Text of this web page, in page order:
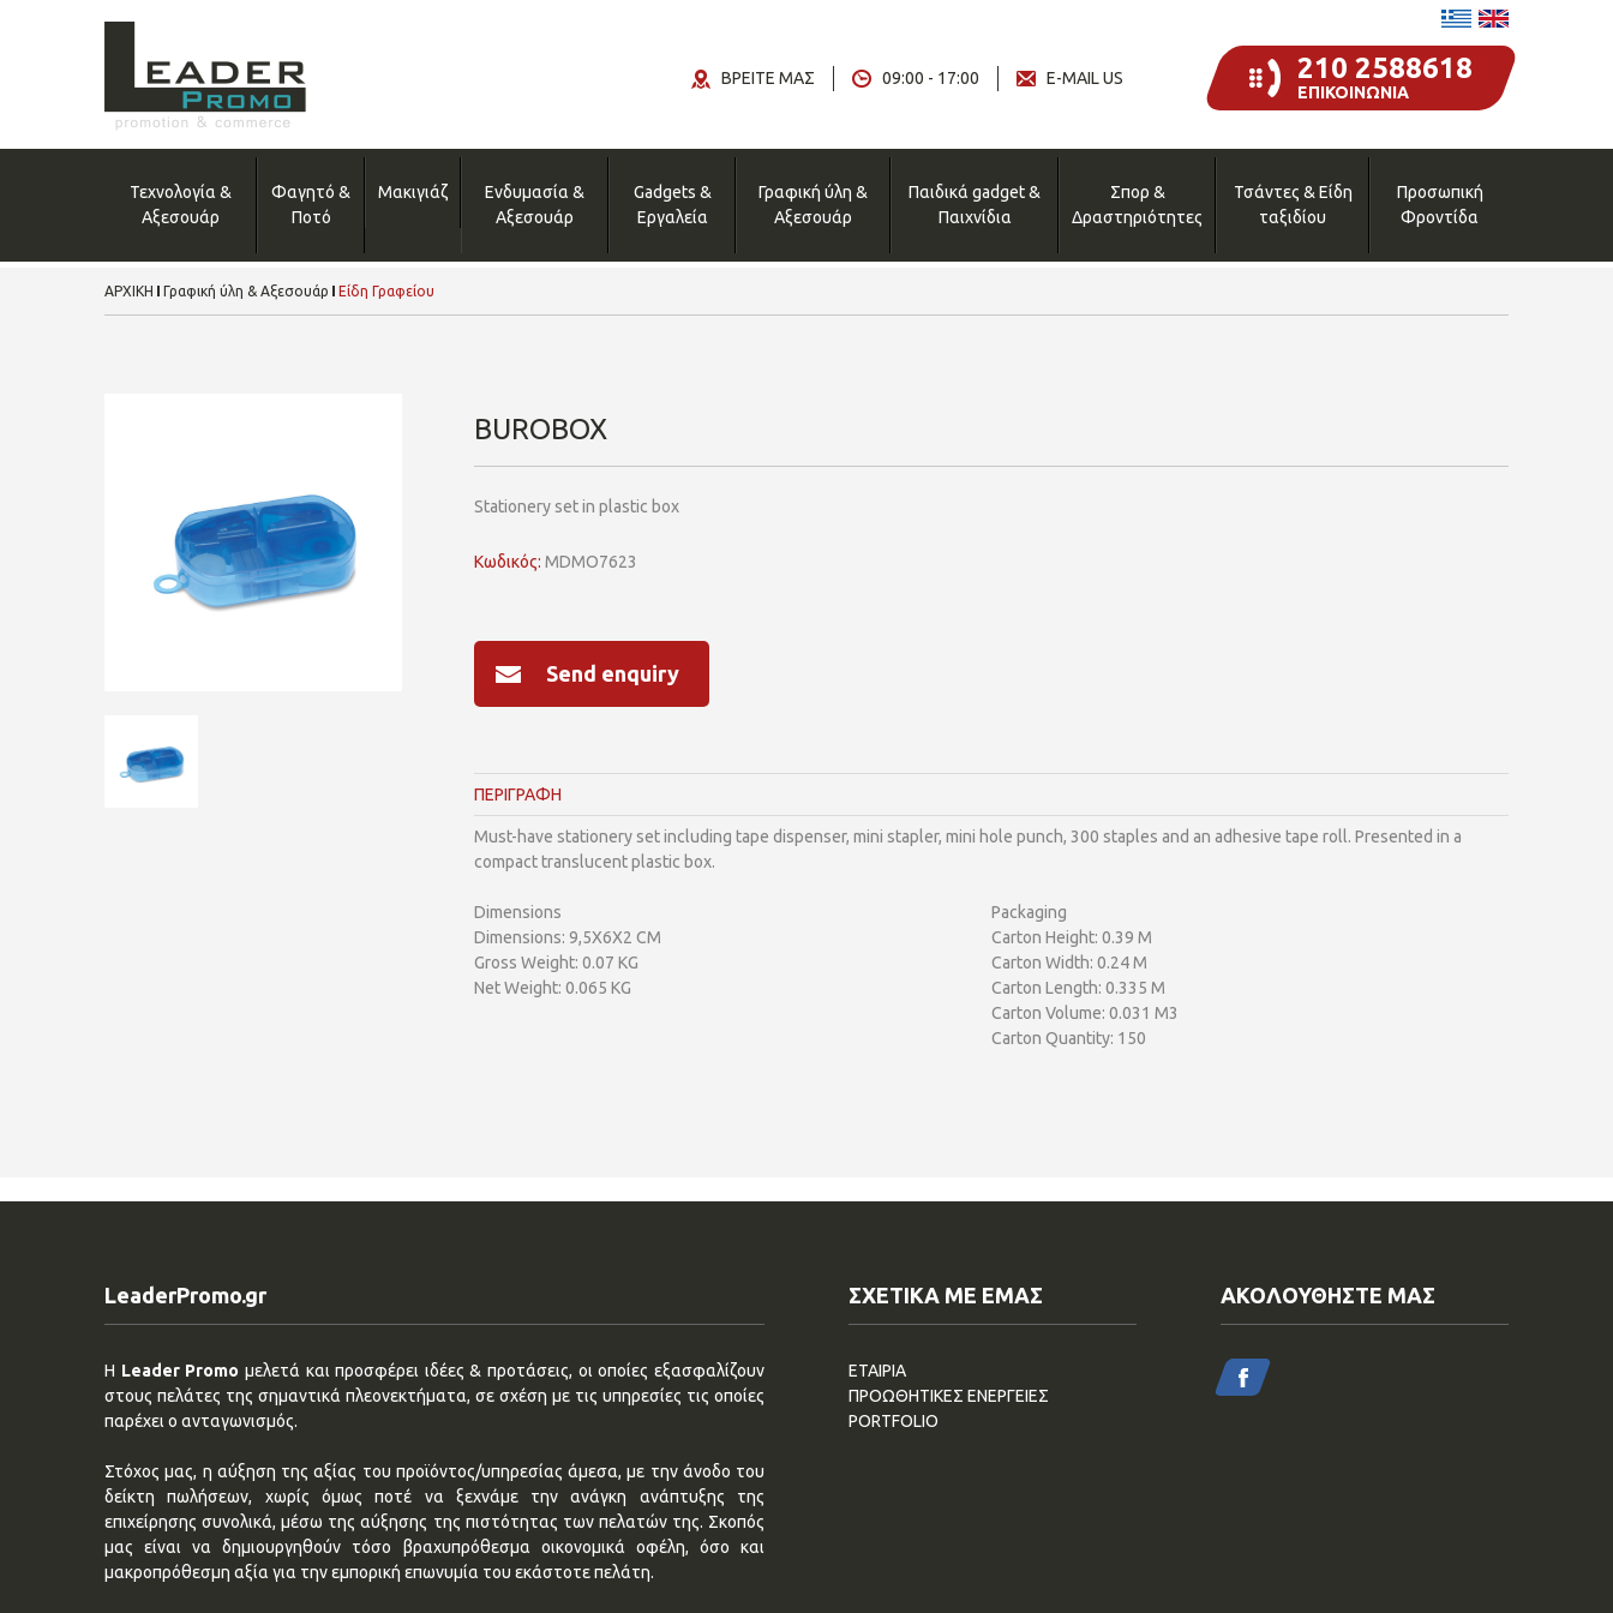
210 2588618
ΕΠΙΚΟΙΝΩΝΙΑ
E-MAIL US
09:00 - 17:00
ΒΡΕΙΤΕ ΜΑΣ
Τεχνολογία &
Αξεσουάρ
Φαγητό &
Ποτό
Μακιγιάζ
Ενδυμασία &
Αξεσουάρ
Gadgets &
Εργαλεία
Γραφική ύλη &
Αξεσουάρ
Παιδικά gadget &
Παιχνίδια
Σπορ &
Δραστηριότητες
Τσάντες & Είδη
ταξιδίου
Προσωπική
Φροντίδα
ΑΡΧΙΚΗ Γραφική ύλη & Αξεσουάρ Είδη Γραφείου
BUROBOX
Stationery set in plastic box
Κωδικός: MDMO7623
Send enquiry
ΠΕΡΙΓΡΑΦΗ
Must-have stationery set including tape dispenser, mini stapler, mini hole punch, 300 staples and an adhesive tape roll. Presented in a
compact translucent plastic box.
Dimensions
Dimensions: 9,5X6X2 CM
Gross Weight: 0.07 KG
Net Weight: 0.065 KG
Packaging
Carton Height: 0.39 M
Carton Width: 0.24 M
Carton Length: 0.335 M
Carton Volume: 0.031 M3
Carton Quantity: 150
LeaderPromo.gr
Η Leader Promo μελετά και προσφέρει ιδέες & προτάσεις, οι οποίες εξασφαλίζουν
στους πελάτες της σημαντικά πλεονεκτήματα, σε σχέση με τις υπηρεσίες τις οποίες
παρέχει ο ανταγωνισμός.
Στόχος μας, η αύξηση της αξίας του προϊόντος/υπηρεσίας άμεσα, με την άνοδο του
δείκτη πωλήσεων, χωρίς όμως ποτέ να ξεχνάμε την ανάγκη ανάπτυξης της
επιχείρησης συνολικά, μέσω της αύξησης της πιστότητας των πελατών της. Σκοπός
μας είναι να δημιουργηθούν τόσο βραχυπρόθεσμα οικονομικά οφέλη, όσο και
μακροπρόθεσμη αξία για την εμπορική επωνυμία του εκάστοτε πελάτη.
ΣΧΕΤΙΚΑ ΜΕ ΕΜΑΣ
ΕΤΑΙΡΙΑ
ΠΡΟΩΘΗΤΙΚΕΣ ΕΝΕΡΓΕΙΕΣ
PORTFOLIO
ΑΚΟΛΟΥΘΗΣΤΕ ΜΑΣ